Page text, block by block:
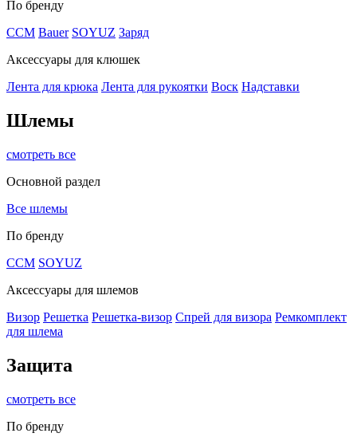
По бренду
CCM Bauer SOYUZ Заряд
Аксессуары для клюшек
Лента для крюка Лента для рукоятки Воск Надставки
Шлемы
смотреть все
Основной раздел
Все шлемы
По бренду
CCM SOYUZ
Аксессуары для шлемов
Визор Решетка Решетка-визор Спрей для визора Ремкомплект
для шлема
Защита
смотреть все
По бренду